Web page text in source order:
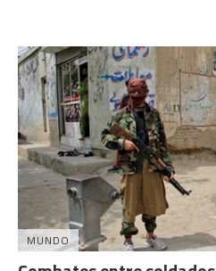
MUNDO